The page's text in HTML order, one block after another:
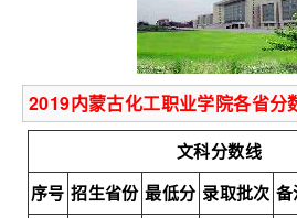
2019内蒙古化工职业学院各省分
文科分数线
序号 招生省份 最低分 录取批次 备